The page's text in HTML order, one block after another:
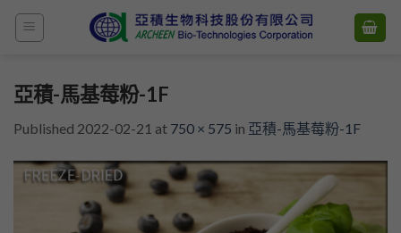
Skip
亞積-馬基莓粉-1F
Published 2022-02-21 at 750 × 575 in 亞積-馬基莓粉-1F